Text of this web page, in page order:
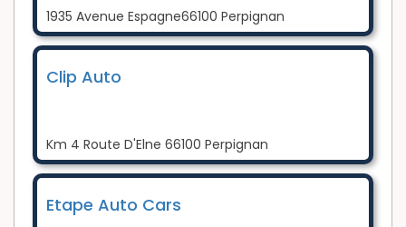
1935 Avenue Espagne66100 Perpignan
Clip Auto
Km 4 Route D'Elne 66100 Perpignan
Etape Auto Cars